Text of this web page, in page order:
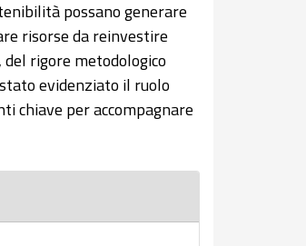
possano generare
risorse da reinvestire
rigore metodologico
evidenziato il ruolo
chiave per accompagnare